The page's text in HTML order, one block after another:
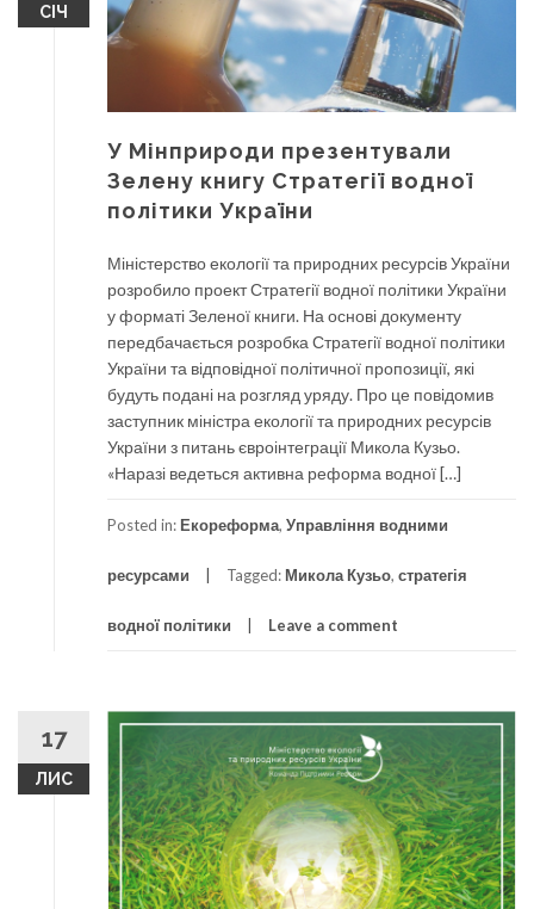
СІЧ
У Мінприроди презентували
Зелену книгу Стратегії водної
політики України
Міністерство екології та природних ресурсів України
розробило проект Стратегії водної політики України
у форматі Зеленої книги. На основі документу
передбачається розробка Стратегії водної політики
України та відповідної політичної пропозиції, які
будуть подані на розгляд уряду. Про це повідомив
заступник міністра екології та природних ресурсів
України з питань євроінтеграції Микола Кузьо.
«Наразі ведеться активна реформа водної […]
Posted in: Екореформа, Управління водними
ресурсами Tagged: Микола Кузьо, стратегія
водної політики Leave a comment
17
ЛИС